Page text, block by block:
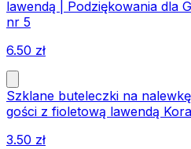
lawendą | Podziękowania dla
nr 5
6.50 zł
Szklane buteleczki na
gości z fioletową lawendą
3.50 zł